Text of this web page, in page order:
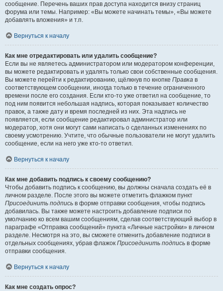
сообщение. Перечень ваших прав доступа находится внизу страниц
форума или темы. Например: «Вы можете начинать темы», «Вы можете
добавлять вложения» и т.п.
Вернуться к началу
Как мне отредактировать или удалить сообщение?
Если вы не являетесь администратором или модератором конференции,
вы можете редактировать и удалять только свои собственные сообщения.
Вы можете перейти к редактированию, щёлкнув по кнопке Правка в
соответствующем сообщении, иногда только в течение ограниченного
времени после его создания. Если кто-то уже ответил на сообщение, то
под ним появится небольшая надпись, которая показывает количество
правок, а также дату и время последней из них. Эта надпись не
появляется, если сообщение редактировал администратор или
модератор, хотя они могут сами написать о сделанных изменениях по
своему усмотрению. Учтите, что обычные пользователи не могут удалить
сообщение, если на него уже кто-то ответил.
Вернуться к началу
Как мне добавить подпись к своему сообщению?
Чтобы добавить подпись к сообщению, вы должны сначала создать её в
личном разделе. После этого вы можете отметить флажком пункт
Присоединить подпись в форме отправки сообщения, чтобы подпись
добавилась. Вы также можете настроить добавление подписи по
умолчанию ко всем вашим сообщениям, сделав соответствующий выбор в
параграфе «Отправка сообщений» пункта «Личные настройки» в личном
разделе. Несмотря на это, вы сможете отменить добавление подписи в
отдельных сообщениях, убрав флажок Присоединить подпись в форме
отправки сообщения.
Вернуться к началу
Как мне создать опрос?